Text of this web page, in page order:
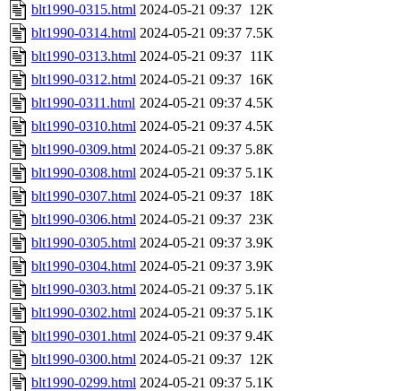
blt1990-0315.html 2024-05-21 09:37 12K
blt1990-0314.html 2024-05-21 09:37 7.5K
blt1990-0313.html 2024-05-21 09:37 11K
blt1990-0312.html 2024-05-21 09:37 16K
blt1990-0311.html 2024-05-21 09:37 4.5K
blt1990-0310.html 2024-05-21 09:37 4.5K
blt1990-0309.html 2024-05-21 09:37 5.8K
blt1990-0308.html 2024-05-21 09:37 5.1K
blt1990-0307.html 2024-05-21 09:37 18K
blt1990-0306.html 2024-05-21 09:37 23K
blt1990-0305.html 2024-05-21 09:37 3.9K
blt1990-0304.html 2024-05-21 09:37 3.9K
blt1990-0303.html 2024-05-21 09:37 5.1K
blt1990-0302.html 2024-05-21 09:37 5.1K
blt1990-0301.html 2024-05-21 09:37 9.4K
blt1990-0300.html 2024-05-21 09:37 12K
blt1990-0299.html 2024-05-21 09:37 5.1K